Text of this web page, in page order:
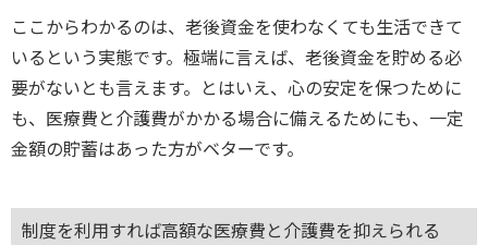
ここからわかるのは、老後資金を使わなくても生活できて
いるという実態です。極端に言えば、老後資金を貯める必
要がないとも言えます。とはいえ、心の安定を保つために
も、医療費と介護費がかかる場合に備えるためにも、一定
金額の貯蓄はあった方がベターです。
制度を利用すれば高額な医療費と介護費を抑えられる